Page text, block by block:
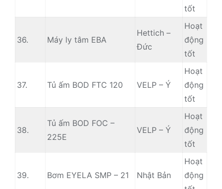
tốt
36. Máy ly tâm EBA
Hettich –
Đức
Hoạt
động
tốt
37. Tủ ấm BOD FTC 120 VELP – Ý
Hoạt
động
tốt
38.
Tủ ấm BOD FOC –
225E
VELP – Ý
Hoạt
động
tốt
39. Bơm EYELA SMP – 21 Nhật Bản
Hoạt
động